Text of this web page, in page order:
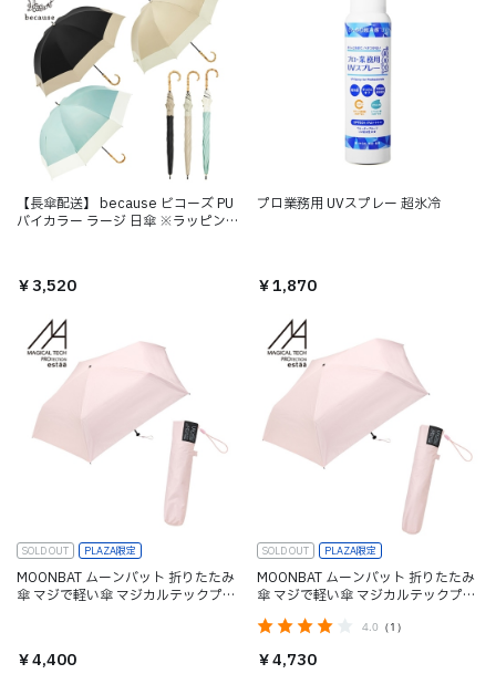
【長傘配送】 because ビコーズ PU
バイカラー ラージ 日傘 ※ラッピング
￥3,520
プロ業務用 UVスプレー 超氷冷
￥1,870
SOLD OUT PLAZA限定
MOONBAT ムーンバット 折りたたみ
傘 マジで軽い傘 マジカルテックプロ
￥4,400
SOLD OUT PLAZA限定
MOONBAT ムーンバット 折りたたみ
傘 マジで軽い傘 マジカルテックプロ
テクション(MAGICAL TECH
PROTECTION) 遮光 日傘 55cm
4.0 （1）
￥4,730